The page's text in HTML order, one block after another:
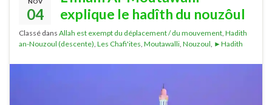
04
explique le hadîth du nouzôul
Classé dans Allah est exempt du déplacement / du mouvement Hadith
an-Nouzoul (descente) Les Chafi'ites Moutawalli Nouzoul ►Hadith